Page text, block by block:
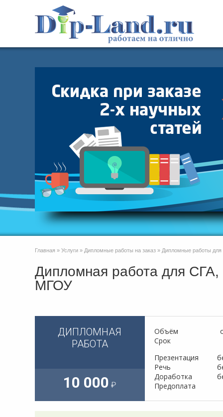
Главная » Услуги » Дипломные работы на заказ » Дипломные работы
Дипломная работа для
МГОУ
ДИПЛОМНАЯ
РАБОТА
10 000
Объём
Срок
Презентация
Речь
Доработка
Предоплата